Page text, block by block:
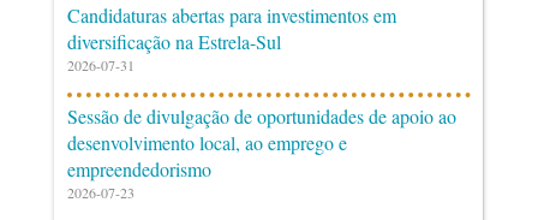
Candidaturas abertas para investimentos em
diversificação na Estrela-Sul
2026-07-31
Sessão de divulgação de oportunidades de apoio ao
desenvolvimento local, ao emprego e
empreendedorismo
2026-07-23